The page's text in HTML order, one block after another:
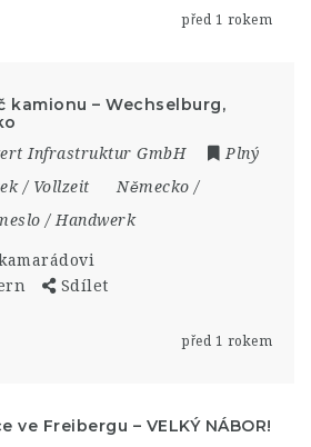
před 1 rokem
kamionu – Wechselburg,
Infrastruktur GmbH
Plný
/ Vollzeit
Německo /
/ Handwerk
Sdílet
před 1 rokem
ve Freibergu – VELKÝ NÁBOR!